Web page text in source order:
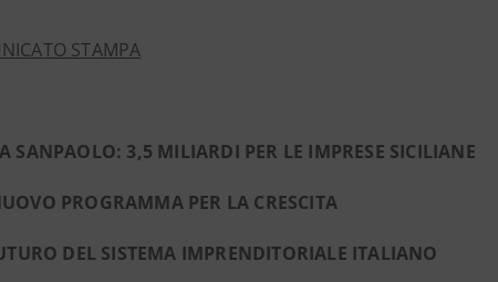
STAMPA
SANPAOLO: 3,5 MILIARDI PER LE IMPRESE SICILIANE
PROGRAMMA PER LA CRESCITA
DEL SISTEMA IMPRENDITORIALE ITALIANO